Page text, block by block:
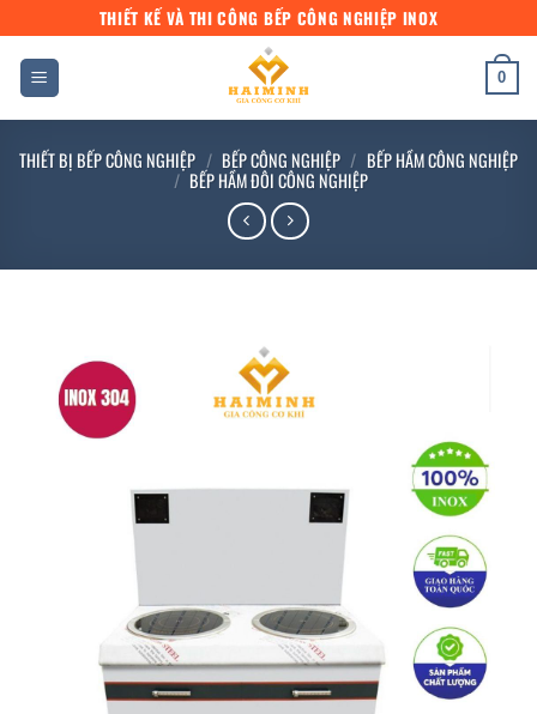
qua
dung
THIẾT KẾ VÀ THI CÔNG BẾP CÔNG NGHIỆP INOX
0
THIẾT BỊ BẾP CÔNG NGHIỆP / BẾP CÔNG NGHIỆP / BẾP HẦM CÔNG NGHIỆP
/ BẾP HẦM ĐÔI CÔNG NGHIỆP